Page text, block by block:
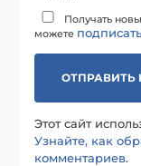
Получать
можете
Этот сайт
Узнайте, как
комментариев.